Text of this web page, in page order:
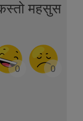
महसुस
0 0